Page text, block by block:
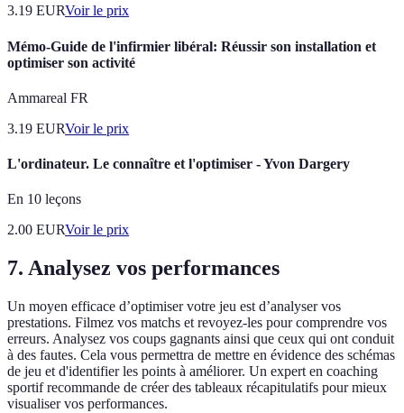
3.19 EURVoir le prix
Mémo-Guide de l'infirmier libéral: Réussir son installation et
optimiser son activité
Ammareal FR
3.19 EURVoir le prix
L'ordinateur. Le connaître et l'optimiser - Yvon Dargery
En 10 leçons
2.00 EURVoir le prix
7. Analysez vos performances
Un moyen efficace d’optimiser votre jeu est d’analyser vos
prestations. Filmez vos matchs et revoyez-les pour comprendre vos
erreurs. Analysez vos coups gagnants ainsi que ceux qui ont conduit
à des fautes. Cela vous permettra de mettre en évidence des schémas
de jeu et d'identifier les points à améliorer. Un expert en coaching
sportif recommande de créer des tableaux récapitulatifs pour mieux
visualiser vos performances.